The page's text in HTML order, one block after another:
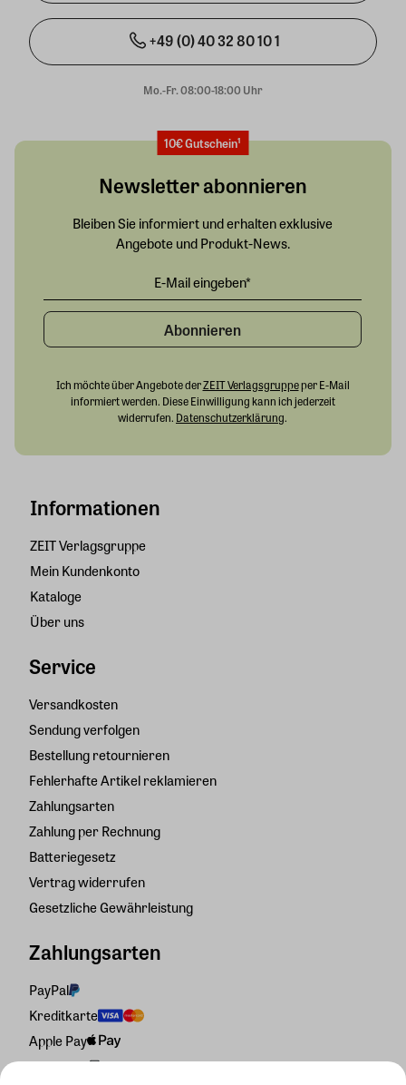
+49 (0) 40 32 80 10 1
Mo.-Fr. 08:00-18:00 Uhr
Informationen
ZEIT Verlagsgruppe
Mein Kundenkonto
Kataloge
Über uns
Service
Versandkosten
Sendung verfolgen
Bestellung retournieren
Fehlerhafte Artikel reklamieren
Zahlungsarten
Zahlung per Rechnung
Batteriegesetz
Vertrag widerrufen
Gesetzliche Gewährleistung
Zahlungsarten
PayPal
Kreditkarte
Apple Pay
Rechnung
10€ Gutschein¹
Newsletter abonnieren
Bleiben Sie informiert und erhalten exklusive
Angebote und Produkt-News.
Abonnieren
Ich möchte über Angebote derZEIT Verlagsgruppeper E-Mail
informiert werden. Diese Einwilligung kann ich jederzeit
widerrufen. Datenschutzerklärung.